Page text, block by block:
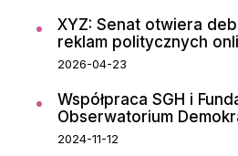
XYZ: Senat otwiera
reklam politycznych
2026-04-23
Współpraca SGH i
Obserwatorium
2024-11-12